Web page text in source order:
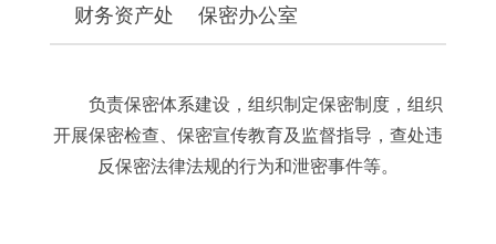
财务资产处 保密办公室
负责保密体系建设，组织制定保密制度，组织
开展保密检查、保密宣传教育及监督指导，查处违
反保密法律法规的行为和泄密事件等。